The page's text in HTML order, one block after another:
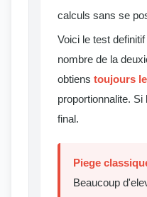
calculs sans se
Voici le test
nombre de la
obtiens toujours
proportionnalite.
final.
Piege
Beaucoup